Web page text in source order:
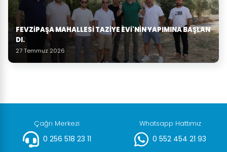
FEVZIPAŞA MAHALLESI TAZIYE EVI'NIN YAPIMINA BAŞLAN
DI.
27 Temmuz 2026
Çağrı Merkezi
0 256 518 23 11
Whatsapp Hattımız
0 552 454 21 93